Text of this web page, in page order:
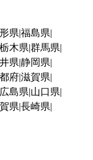
県 福島県
栃木県 群馬県
県 静岡県
府滋賀県
広島県 山口県
県 長崎県